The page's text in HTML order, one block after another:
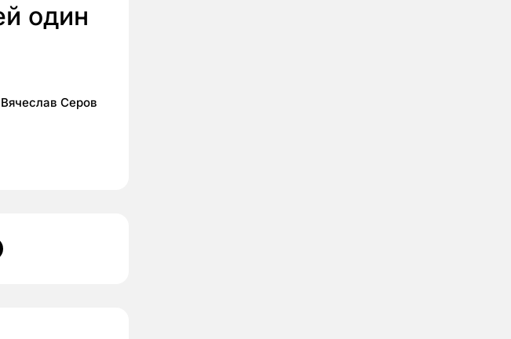
один
Вячеслав Серов